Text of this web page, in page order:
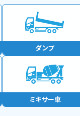
ダンプ
ミキサー車